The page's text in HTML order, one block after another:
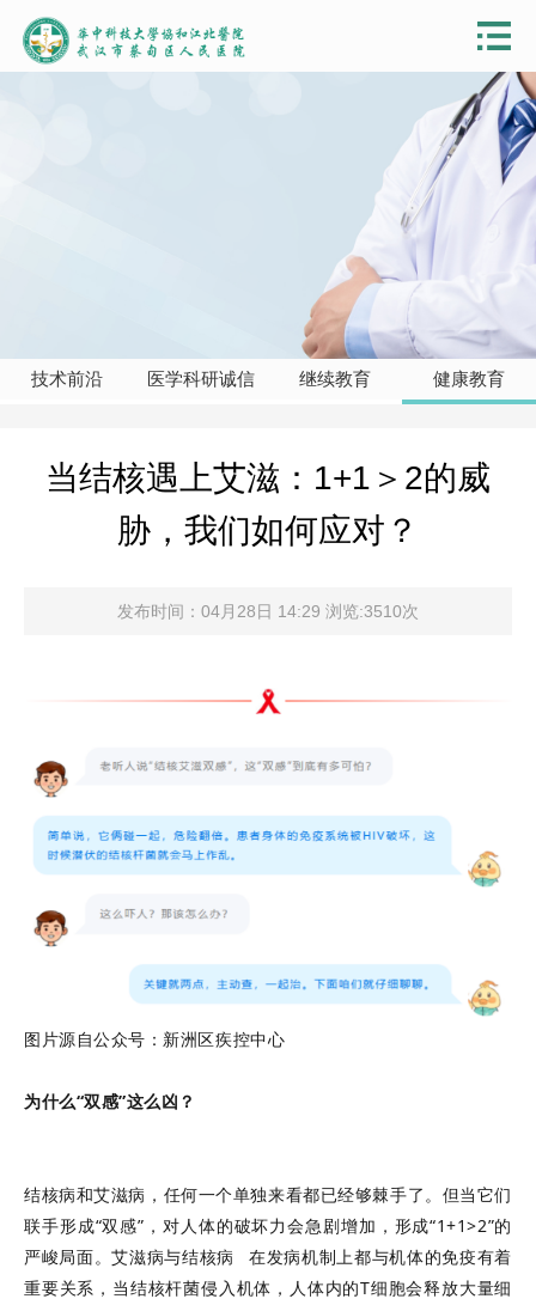
技术前沿 医学科研诚信 继续教育 健康教育
当结核遇上艾滋：1+1＞2的威
胁，我们如何应对？
发布时间：04月28日 14:29 浏览:3510次
图片源自公众号：新洲区疾控中心
为什么“双感”这么凶？
结核病和艾滋病，任何一个单独来看都已经够棘手了。但当它们
联手形成“双感”，对人体的破坏力会急剧增加，形成“1+1>2”的
严峻局面。艾滋病与结核病
在发病机制上都与机体的免疫有着
重要关系，当结核杆菌侵入机体，人体内的T细胞会释放大量细